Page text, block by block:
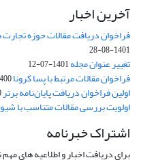
آخرین اخبار
فراخوان دریافت مقالات حوزه
1401-08-28
تغییر عنوان مجله1401-07-12
فراخوان مقالات مرتبط با پسا کرونا12-22
اولین فراخوان دریافت پایان‌نامه برتر
اولویت بررسی مقالات متناسب با
اشتراک خبرنامه
برای دریافت اخبار و اطلاعیه های